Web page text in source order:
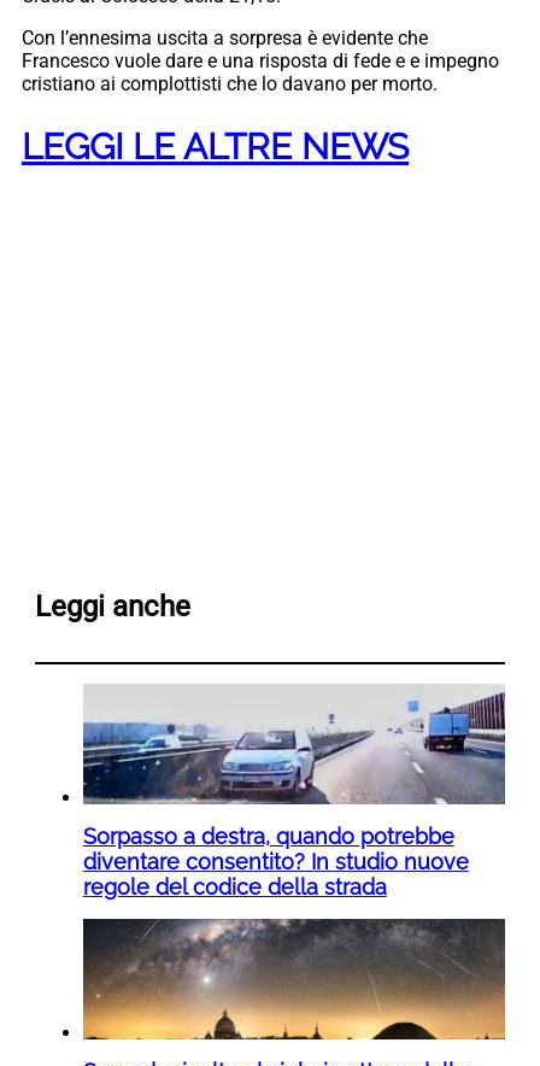
Con l’ennesima uscita a sorpresa è evidente che
Francesco vuole dare e una risposta di fede e e impegno
cristiano ai complottisti che lo davano per morto.
LEGGI LE ALTRE NEWS
Leggi anche
Sorpasso a destra, quando potrebbe
diventare consentito? In studio nuove
regole del codice della strada